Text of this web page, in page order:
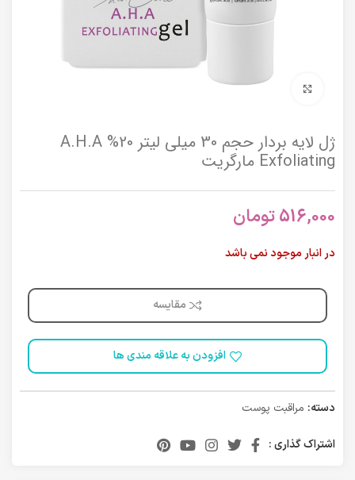
برای بزرگنمایی کلیک کنید
ژل لایه بردار حجم 30 میلی لیتر 20% A.H.A
Exfoliating مارگریت
516,000تومان
در انبار موجود نمی باشد
مقایسه
افزودن به علاقه مندی ها
دسته: مراقبت پوست
اشتراک گذاری :